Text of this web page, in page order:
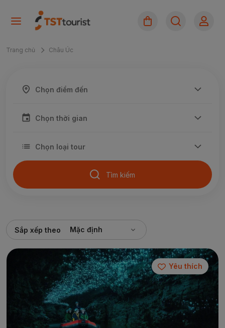
Trang chủ Châu Úc
Tìm kiếm
Sắp xếp theo Mặc định
Yêu thích